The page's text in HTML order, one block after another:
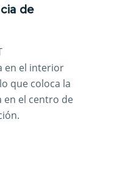
de
en el interior
que coloca la
el centro de